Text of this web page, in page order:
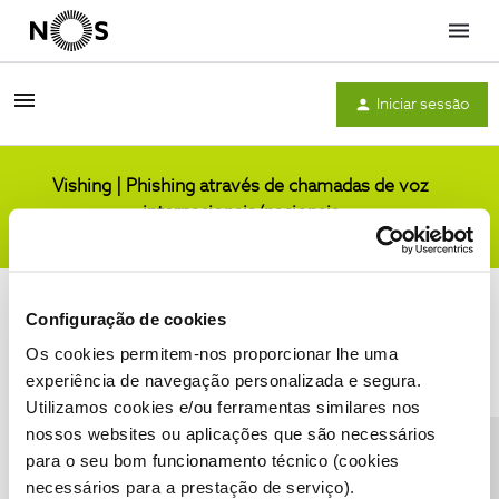
Configuração de cookies
Os cookies permitem-nos proporcionar lhe uma
experiência de navegação personalizada e segura.
Utilizamos cookies e/ou ferramentas similares nos
nossos websites ou aplicações que são necessários
para o seu bom funcionamento técnico (cookies
necessários para a prestação de serviço).
Menu
Iniciar sessão
Vishing | Phishing através de chamadas de voz
internacionais/nacionais
Condições do Fórum NOS Accessibility statement